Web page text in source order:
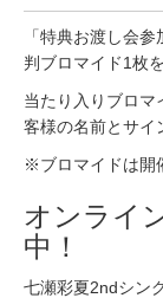
「特典お渡し会
判ブロマイド1枚
当たり入りブロマ
客様の名前とサイ
※ブロマイドは開
オンライ
中！
七瀬彩夏2ndシン